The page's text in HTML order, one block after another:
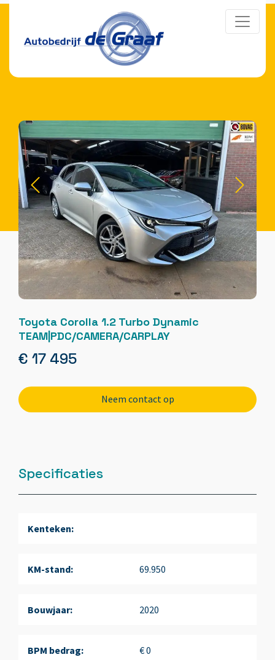
Toyota Corolla 1.2 Turbo Dynamic
TEAM|PDC/CAMERA/CARPLAY
€ 17 495
Neem contact op
Specificaties
Kenteken:
KM-stand: 69.950
Bouwjaar: 2020
BPM bedrag: € 0